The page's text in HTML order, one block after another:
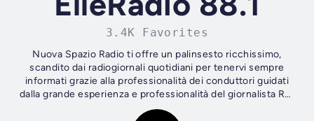
3.4K Favorites
Nuova Spazio Radio ti offre un palinsesto ricchissimo,
scandito dai radiogiornali quotidiani per tenervi sempre
informati grazie alla professionalità dei conduttori guidati
dalla grande esperienza e professionalità del giornalista RAI
Ezio Luzzi.